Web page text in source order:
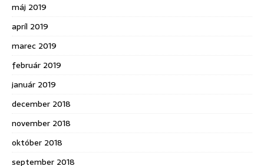
máj 2019
apríl 2019
marec 2019
február 2019
január 2019
december 2018
november 2018
október 2018
september 2018